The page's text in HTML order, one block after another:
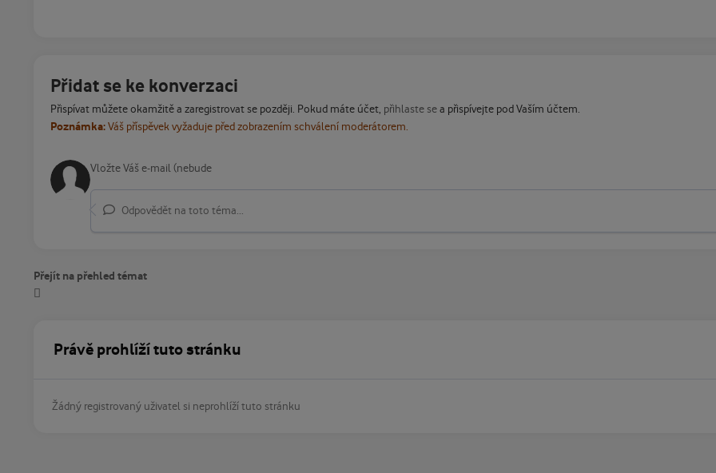
Přidat se ke konverzaci
Přispívat můžete okamžitě a zaregistrovat se později. Pokud máte účet, přihlaste sea přispívejte pod Vaším účtem.
Poznámka:Váš příspěvek vyžaduje před zobrazením schválení moderátorem.
Odpovědět na toto téma...
Přejít na přehled témat
Právě prohlíží tuto stránku
Žádný registrovaný uživatel si neprohlíží tuto stránku